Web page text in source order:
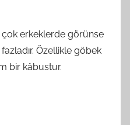
erkeklerde görünse
Özellikle göbek
bir kâbustur.